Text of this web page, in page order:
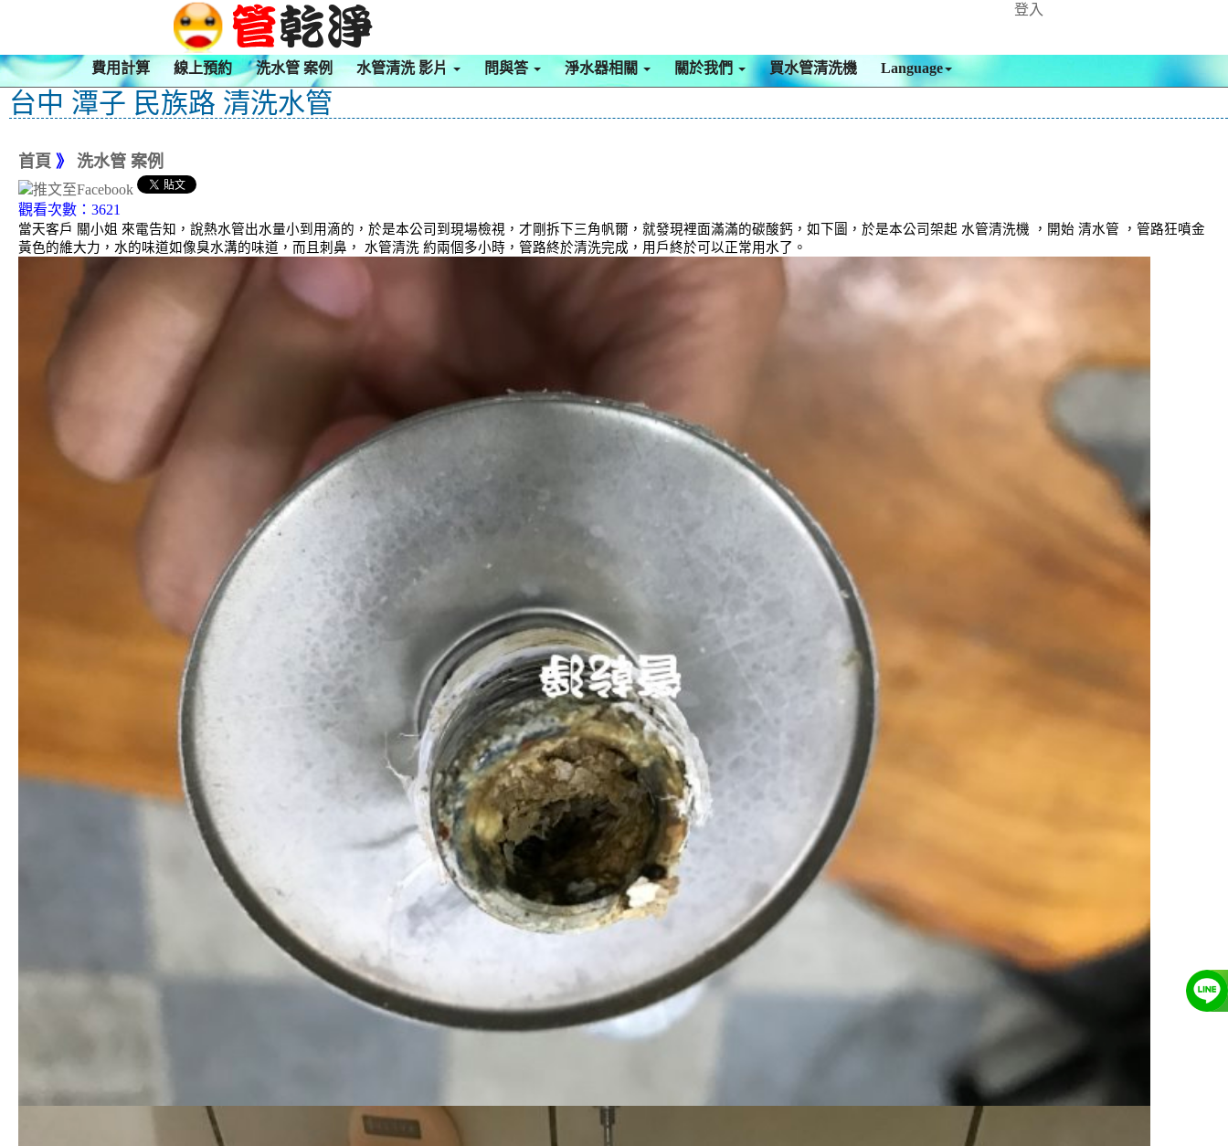
登入
費用計算 線上預約 洗水管 案例 水管清洗 影片 問與答 淨水器相關 關於我們 買水管清洗機 Language
台中 潭子 民族路 清洗水管
首頁 》 洗水管 案例
觀看次數：3621
當天客戶 關小姐 來電告知，說熱水管出水量小到用滴的，於是本公司到現場檢視，才剛拆下三角帆爾，就發現裡面滿滿的碳酸鈣，如下圖，於是本公司架起 水管清洗機 ，開始 清水管 ，管路狂噴金
黃色的維大力，水的味道如像臭水溝的味道，而且刺鼻， 水管清洗 約兩個多小時，管路終於清洗完成，用戶終於可以正常用水了。